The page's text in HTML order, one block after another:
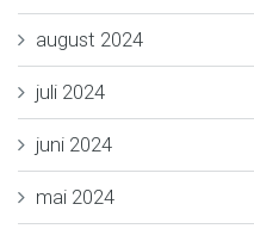
august 2024
juli 2024
juni 2024
mai 2024